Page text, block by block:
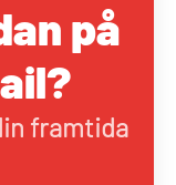
på
framtida